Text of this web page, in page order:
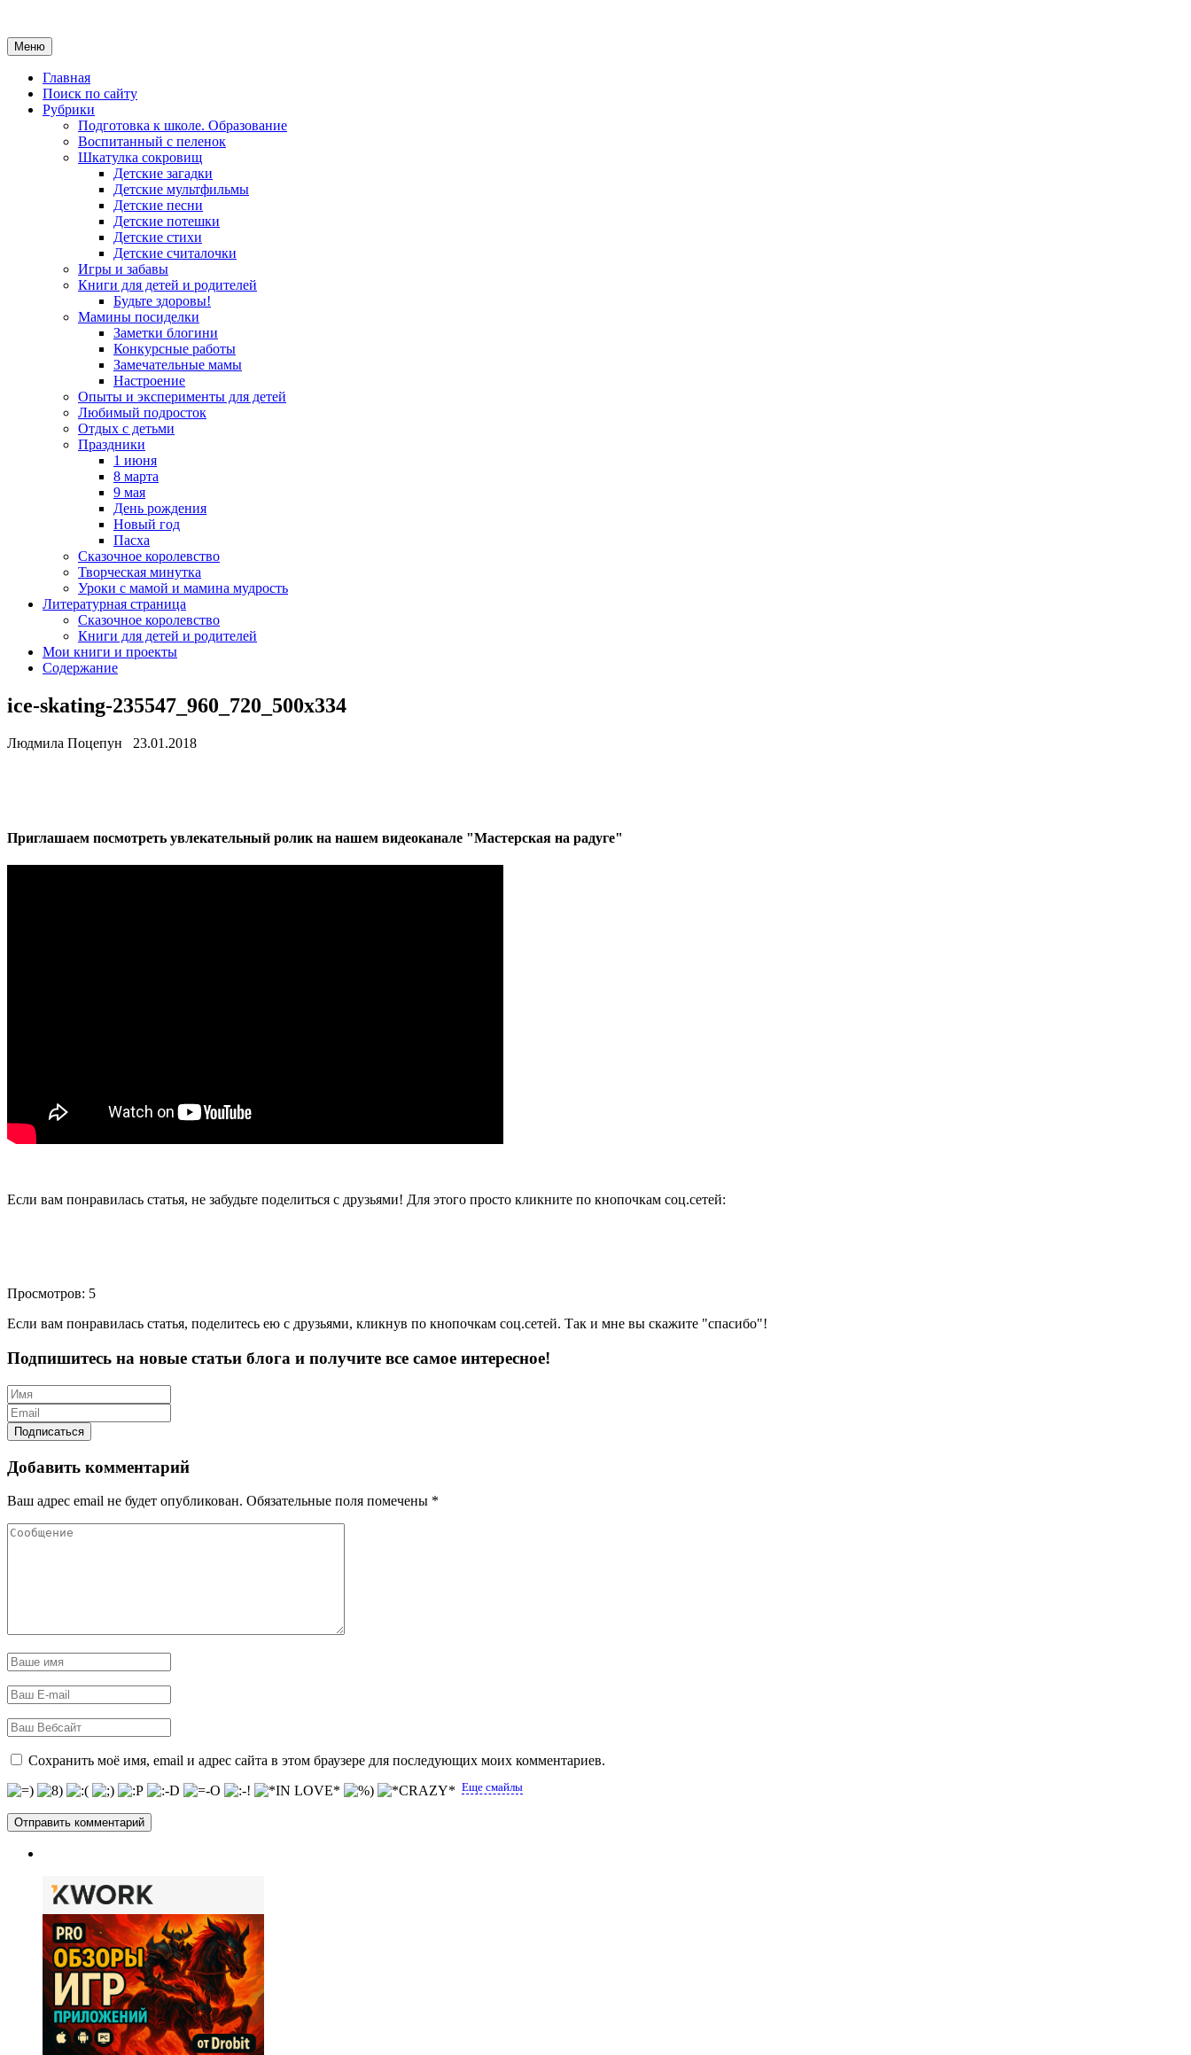
Меню
Главная
Поиск по сайту
Рубрики
Подготовка к школе. Образование
Воспитанный с пеленок
Шкатулка сокровищ
Детские загадки
Детские мультфильмы
Детские песни
Детские потешки
Детские стихи
Детские считалочки
Игры и забавы
Книги для детей и родителей
Будьте здоровы!
Мамины посиделки
Заметки блогини
Конкурсные работы
Замечательные мамы
Настроение
Опыты и эксперименты для детей
Любимый подросток
Отдых с детьми
Праздники
1 июня
8 марта
9 мая
День рождения
Новый год
Пасха
Сказочное королевство
Творческая минутка
Уроки с мамой и мамина мудрость
Литературная страница
Сказочное королевство
Книги для детей и родителей
Мои книги и проекты
Содержание
ice-skating-235547_960_720_500x334
Людмила Поцепун 23.01.2018
Приглашаем посмотреть увлекательный ролик на нашем видеоканале "Мастерская на радуге"
Если вам понравилась статья, не забудьте поделиться с друзьями! Для этого просто кликните по кнопочкам соц.сетей:
Просмотров: 5
Если вам понравилась статья, поделитесь ею с друзьями, кликнув по кнопочкам соц.сетей. Так и мне вы скажите "спасибо"!
Подпишитесь на новые статьи блога и получите все самое интересное!
Добавить комментарий
Ваш адрес email не будет опубликован. Обязательные поля помечены *
Сохранить моё имя, email и адрес сайта в этом браузере для последующих моих комментариев.
Еще смайлы